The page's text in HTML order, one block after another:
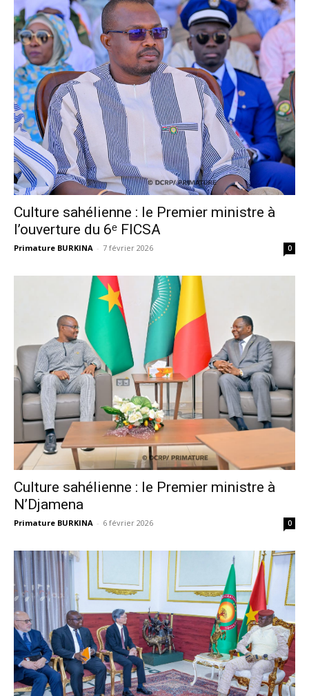
Culture sahélienne : le Premier ministre à
l’ouverture du 6ᵉ FICSA
Primature BURKINA - 7 février 2026 0
Culture sahélienne : le Premier ministre à
N’Djamena
Primature BURKINA - 6 février 2026 0